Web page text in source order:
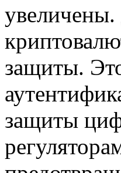
увеличены.
защиты.
защиты